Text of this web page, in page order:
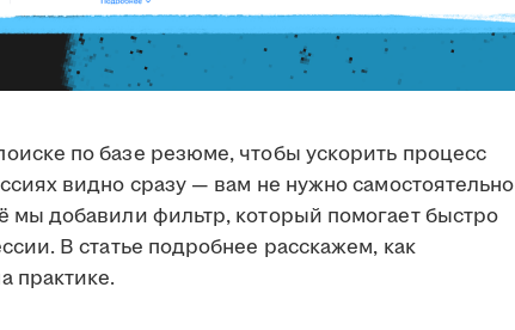
по базе резюме, чтобы ускорить процесс
видно сразу — вам не нужно самостоятельно
мы добавили фильтр, который помогает быстро
В статье подробнее расскажем, как
практике.